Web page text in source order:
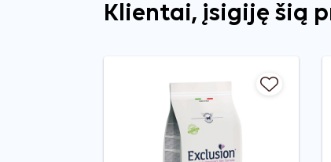
Klientai, įsigiję šią